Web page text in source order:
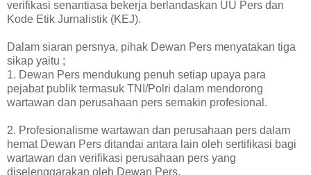
verifikasi senantiasa bekerja berlandaskan UU Pers dan
Kode Etik Jurnalistik (KEJ).
Dalam siaran persnya, pihak Dewan Pers menyatakan tiga
sikap yaitu ;
1. Dewan Pers mendukung penuh setiap upaya para
pejabat publik termasuk TNI/Polri dalam mendorong
wartawan dan perusahaan pers semakin profesional.
2. Profesionalisme wartawan dan perusahaan pers dalam
hemat Dewan Pers ditandai antara lain oleh sertifikasi bagi
wartawan dan verifikasi perusahaan pers yang
diselenggarakan oleh Dewan Pers.